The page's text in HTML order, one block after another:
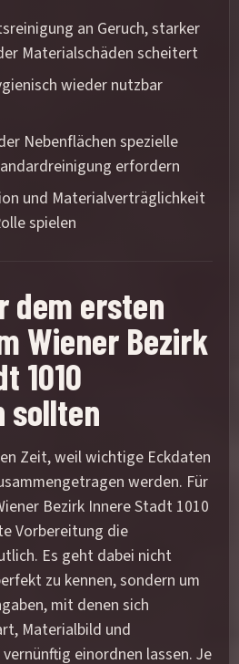
an Geruch, starker
Materialschäden scheitert
wieder nutzbar
Nebenflächen spezielle
erfordern
und Materialverträglichkeit
spielen
dem ersten
Wiener Bezirk
1010
sollten
Zeit, weil wichtige Eckdaten
werden. Für
Bezirk Innere Stadt 1010
Vorbereitung die
Es geht dabei nicht
zu kennen, sondern um
mit denen sich
Materialbild und
einordnen lassen. Je